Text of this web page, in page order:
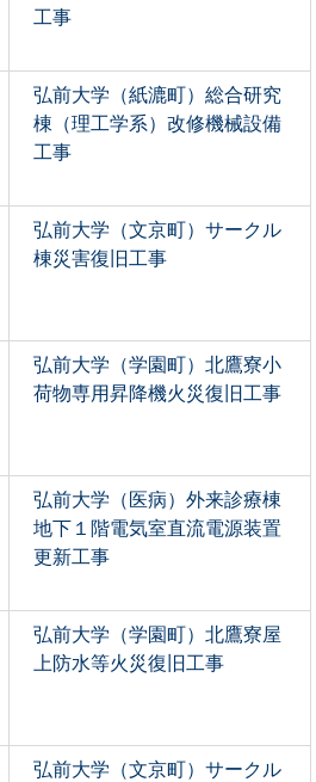
工事
弘前大学（紙漉町）総合研究
棟（理工学系）改修機械設備
工事
弘前大学（文京町）サークル
棟災害復旧工事
弘前大学（学園町）北鷹寮小
荷物専用昇降機火災復旧工事
弘前大学（医病）外来診療棟
地下１階電気室直流電源装置
更新工事
弘前大学（学園町）北鷹寮屋
上防水等火災復旧工事
弘前大学（文京町）サークル